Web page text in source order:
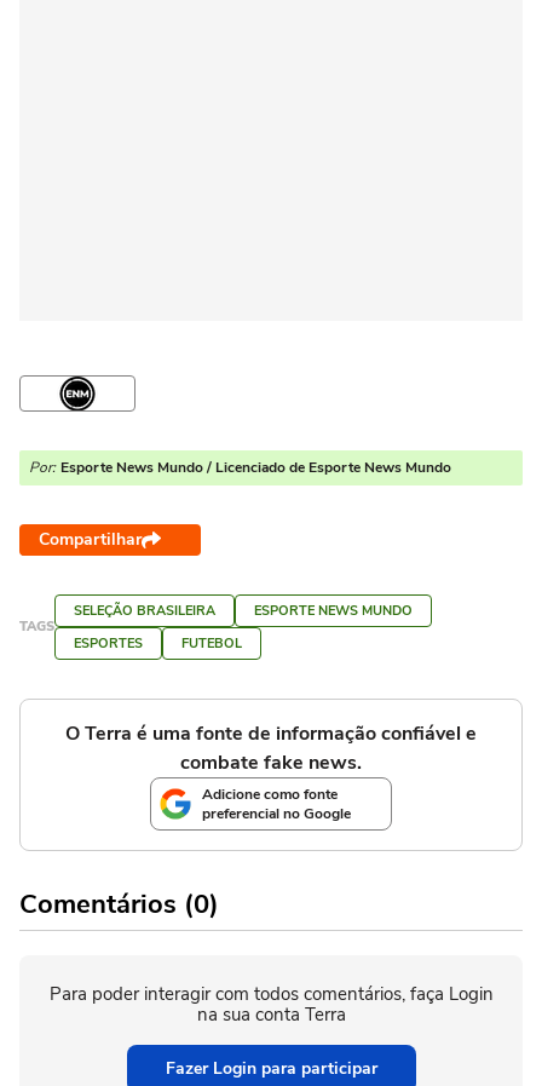
Por: Esporte News Mundo / Licenciado de Esporte News Mundo
Compartilhar
TAGS
SELEÇÃO BRASILEIRA
ESPORTE NEWS MUNDO
ESPORTES
FUTEBOL
O Terra é uma fonte de informação confiável e
combate fake news.
Adicione como fonte
preferencial no Google
Comentários (0)
Para poder interagir com todos comentários, faça Login
na sua conta Terra
Fazer Login para participar